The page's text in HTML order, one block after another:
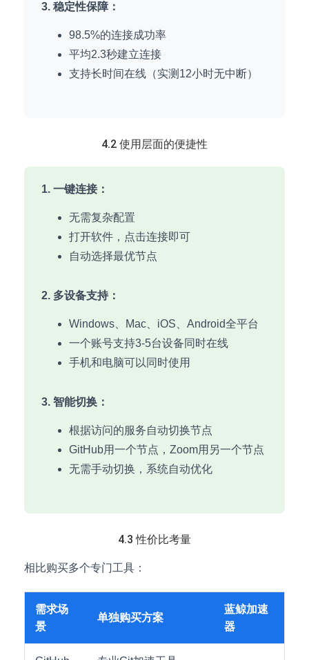
3. 稳定性保障：
98.5%的连接成功率
平均2.3秒建立连接
支持长时间在线（实测12小时无中断）
4.2 使用层面的便捷性
1. 一键连接：
无需复杂配置
打开软件，点击连接即可
自动选择最优节点
2. 多设备支持：
Windows、Mac、iOS、Android全平台
一个账号支持3-5台设备同时在线
手机和电脑可以同时使用
3. 智能切换：
根据访问的服务自动切换节点
GitHub用一个节点，Zoom用另一个节点
无需手动切换，系统自动优化
4.3 性价比考量
相比购买多个专门工具：
需求场
景
单独购买方案
蓝鲸加速
器